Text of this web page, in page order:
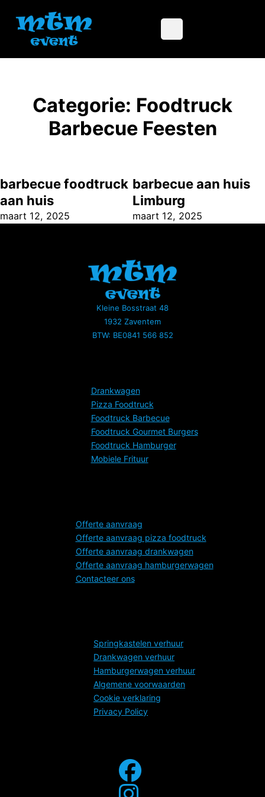
Categorie: Foodtruck
Barbecue Feesten
barbecue foodtruck
aan huis
maart 12, 2025
barbecue aan huis
Limburg
maart 12, 2025
Kleine Bosstraat 48
1932 Zaventem
BTW: BE0841 566 852
Drankwagen
Pizza Foodtruck
Foodtruck Barbecue
Foodtruck Gourmet Burgers
Foodtruck Hamburger
Mobiele Frituur
Offerte aanvraag
Offerte aanvraag pizza foodtruck
Offerte aanvraag drankwagen
Offerte aanvraag hamburgerwagen
Contacteer ons
Springkastelen verhuur
Drankwagen verhuur
Hamburgerwagen verhuur
Algemene voorwaarden
Cookie verklaring
Privacy Policy